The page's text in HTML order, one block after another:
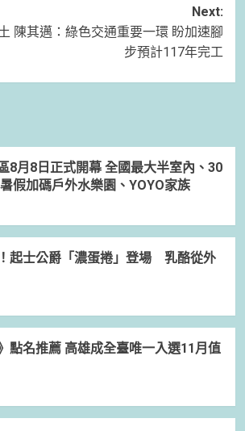
Next:
陳其邁：綠色交通重要一環 盼加速腳
步預計117年完工
8月8日正式開幕 全國最大半室內、30
假加碼戶外水樂園、YOYO家族
起士公爵「濃蛋捲」登場 乳酪從外
點名推薦 高雄成全臺唯一入選11月值